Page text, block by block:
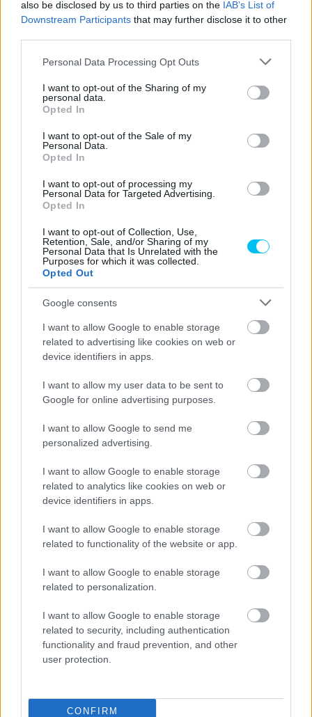
also be disclosed by us to third parties on the IAB’s List of
Downstream Participants that may further disclose it to other
Please note that this website/app uses one or more Google
not limited to your visit or usage behaviour. You may click to
grant or deny consent to Google and its third-party tags to
use your data for below specified purposes in below Google
consent section.
Personal Data Processing Opt Outs
I want to opt-out of the Sharing of my
personal data.
Opted In
I want to opt-out of the Sale of my
Personal Data.
Opted In
I want to opt-out of processing my
Personal Data for Targeted Advertising.
Opted In
I want to opt-out of Collection, Use,
Retention, Sale, and/or Sharing of my
Personal Data that Is Unrelated with the
Purposes for which it was collected.
Opted Out
Google consents
I want to allow Google to enable storage
related to advertising like cookies on web or
device identifiers in apps.
I want to allow my user data to be sent to
Google for online advertising purposes.
I want to allow Google to send me
personalized advertising.
I want to allow Google to enable storage
related to analytics like cookies on web or
device identifiers in apps.
I want to allow Google to enable storage
related to functionality of the website or app.
I want to allow Google to enable storage
related to personalization.
I want to allow Google to enable storage
related to security, including authentication
functionality and fraud prevention, and other
user protection.
CONFIRM
https://p1race.hu
- Advertisment -